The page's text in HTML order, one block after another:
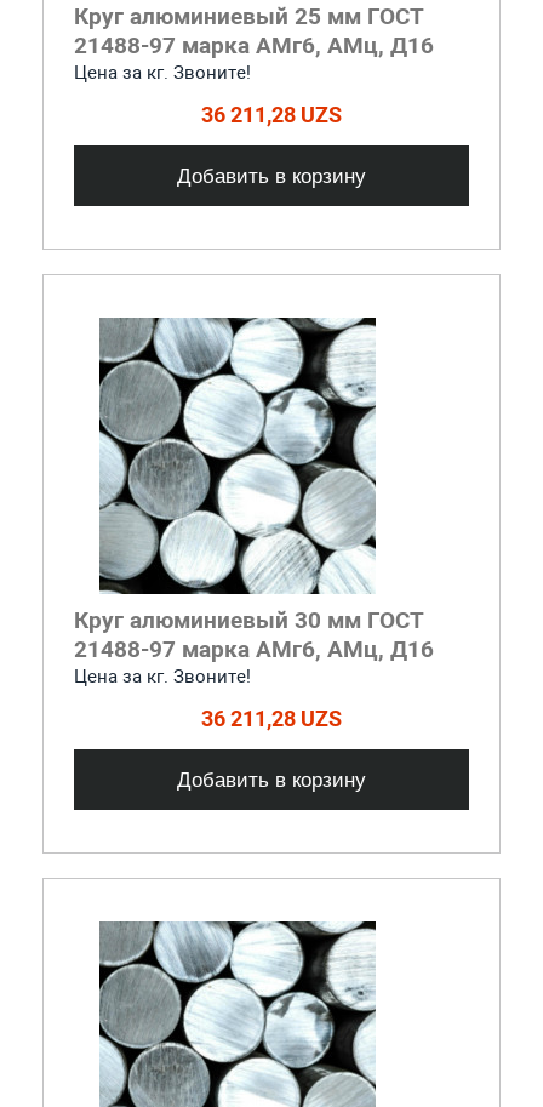
Круг алюминиевый 25 мм ГОСТ
21488-97 марка АМг6, АМц, Д16
Цена за кг. Звоните!
36 211,28 UZS
Добавить в корзину
Круг алюминиевый 30 мм ГОСТ
21488-97 марка АМг6, АМц, Д16
Цена за кг. Звоните!
36 211,28 UZS
Добавить в корзину